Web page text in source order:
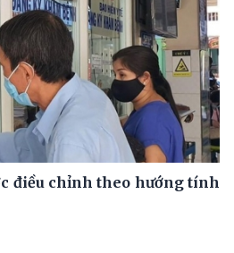
điều chỉnh theo hướng tính